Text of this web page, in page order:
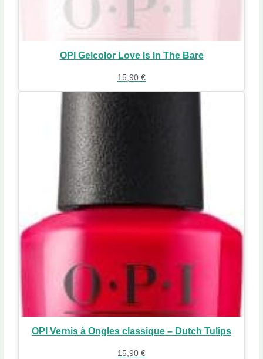
OPI Gelcolor Love Is In The Bare
15,90 €
OPI Vernis à Ongles classique – Dutch Tulips
15,90 €